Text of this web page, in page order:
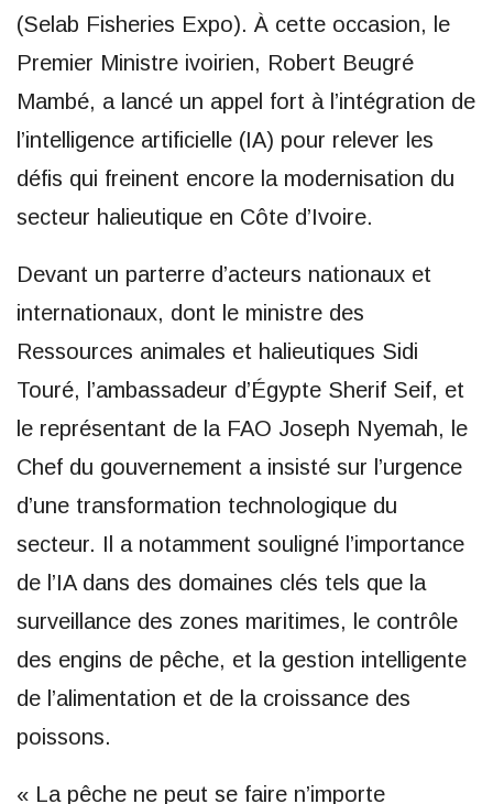
(Selab Fisheries Expo). À cette occasion, le
Premier Ministre ivoirien, Robert Beugré
Mambé, a lancé un appel fort à l’intégration de
l’intelligence artificielle (IA) pour relever les
défis qui freinent encore la modernisation du
secteur halieutique en Côte d’Ivoire.
Devant un parterre d’acteurs nationaux et
internationaux, dont le ministre des
Ressources animales et halieutiques Sidi
Touré, l’ambassadeur d’Égypte Sherif Seif, et
le représentant de la FAO Joseph Nyemah, le
Chef du gouvernement a insisté sur l’urgence
d’une transformation technologique du
secteur. Il a notamment souligné l’importance
de l’IA dans des domaines clés tels que la
surveillance des zones maritimes, le contrôle
des engins de pêche, et la gestion intelligente
de l’alimentation et de la croissance des
poissons.
« La pêche ne peut se faire n’importe